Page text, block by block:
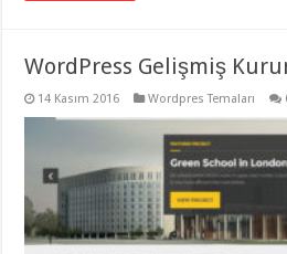
WordPress Gelişmiş
14 Kasım 2016 Wordpres Temaları